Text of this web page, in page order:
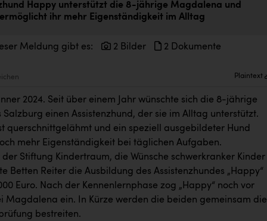
Happy unterstützt die 8-jährige Magdalena und
ermöglicht ihr mehr Eigenständigkeit im Alltag
Meldung gibt es: 2 Bilder 2 Dokumente
Plaintext
2024. Seit über einem Jahr wünschte sich die 8-jährige
einen Assistenzhund, der sie im Alltag unterstützt.
querschnittgelähmt und ein speziell ausgebildeter Hund
mehr Eigenständigkeit bei täglichen Aufgaben.
Stiftung Kindertraum, die Wünsche schwerkranker Kinder
Betten Reiter die Ausbildung des Assistenzhundes „Happy“
Euro. Nach der Kennenlernphase zog „Happy“ noch vor
Magdalena ein. In Kürze werden die beiden gemeinsam die
bestreiten.